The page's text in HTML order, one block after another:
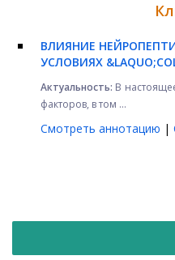
ВЛИЯНИЕ
УСЛОВИЯХ
Актуальность: В
факторов, в том ...
Смотреть аннотацию |